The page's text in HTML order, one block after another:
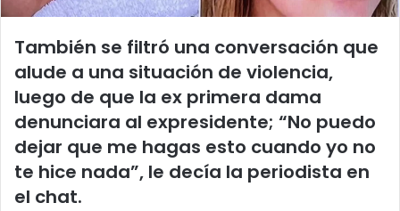
También se filtró una conversación que
alude a una situación de violencia,
luego de que la ex primera dama
denunciara al expresidente; “No puedo
dejar que me hagas esto cuando yo no
te hice nada”, le decía la periodista en
el chat.